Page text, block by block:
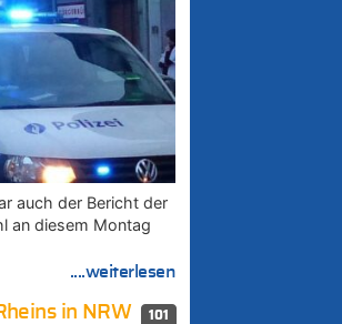
auch der Bericht der
an diesem Montag
....weiterlesen
101
in NRW